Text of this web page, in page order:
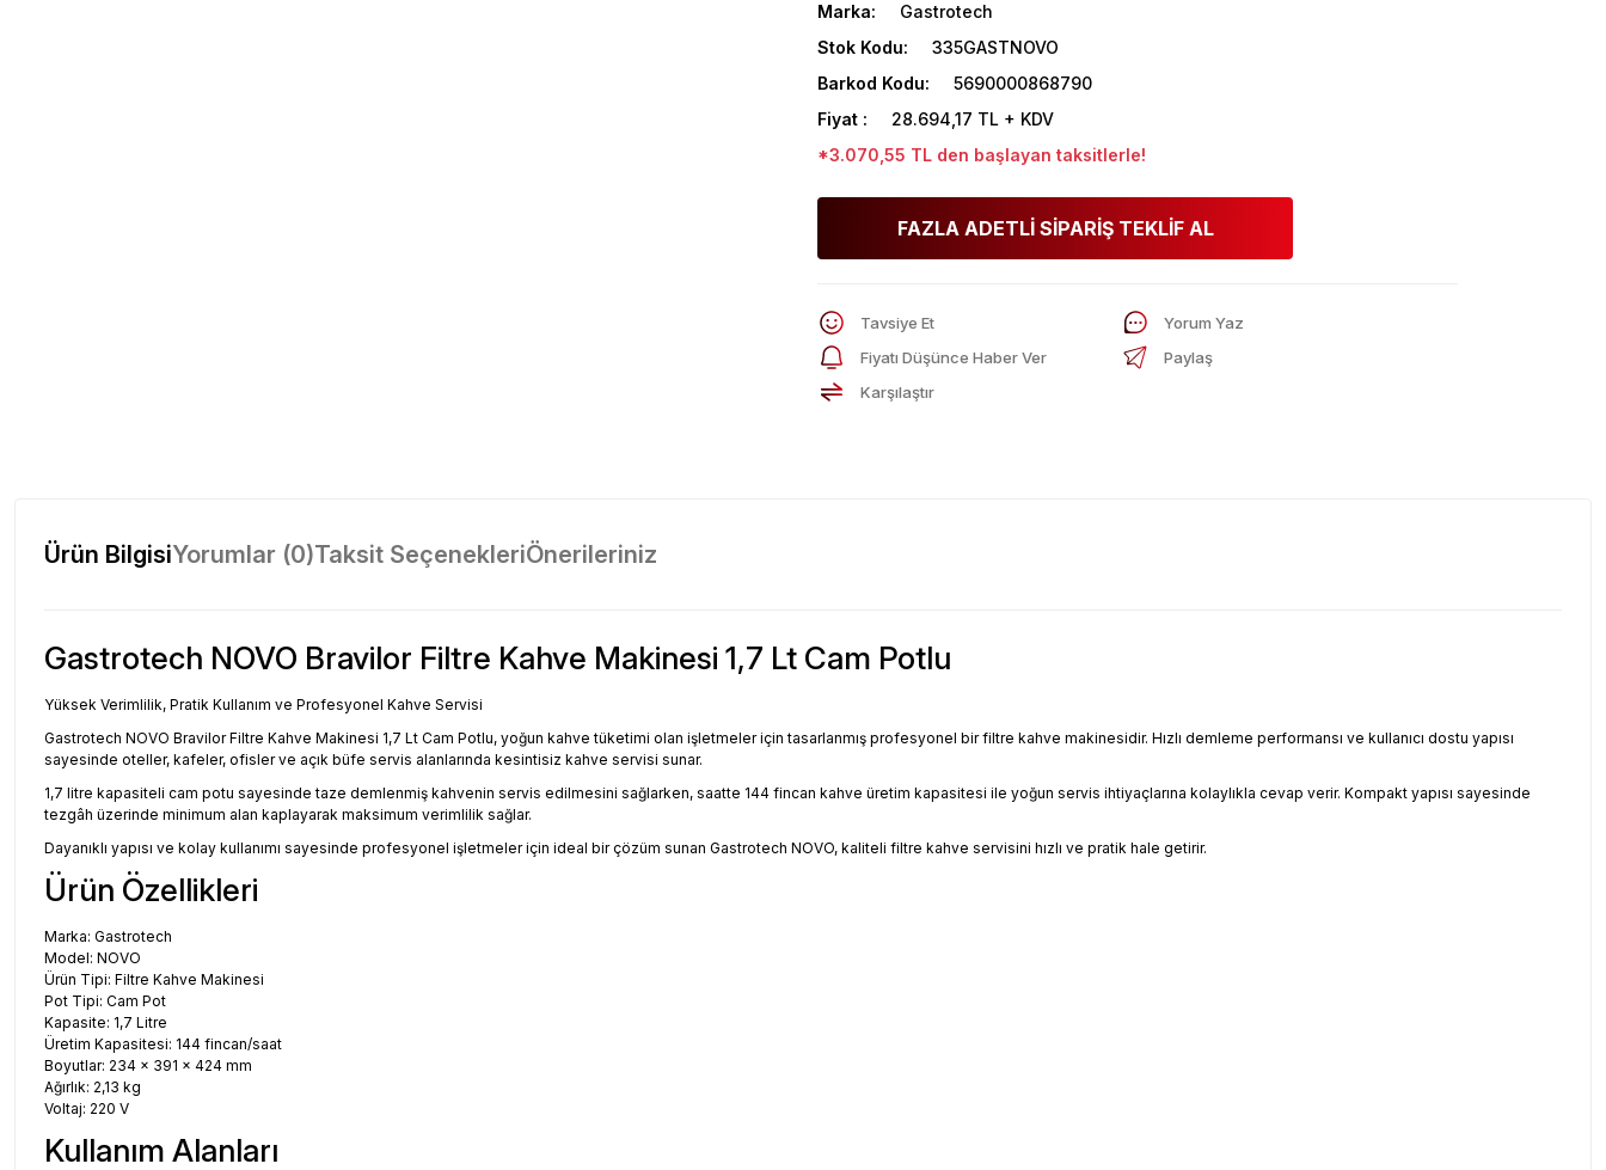
Marka
Gastrotech
Stok Kodu
335GASTNOVO
Barkod Kodu
5690000868790
Fiyat
28.694,17 TL + KDV
*3.070,55 TL den başlayan taksitlerle!
FAZLA ADETLİ SİPARİŞ TEKLİF AL
Tavsiye Et
Yorum Yaz
Fiyatı Düşünce Haber Ver
Paylaş
Karşılaştır
Ürün BilgisiYorumlar (0)Taksit SeçenekleriÖnerileriniz
Gastrotech NOVO Bravilor Filtre Kahve Makinesi 1,7 Lt Cam Potlu
Yüksek Verimlilik, Pratik Kullanım ve Profesyonel Kahve Servisi
Gastrotech NOVO Bravilor Filtre Kahve Makinesi 1,7 Lt Cam Potlu, yoğun kahve tüketimi olan işletmeler için tasarlanmış profesyonel bir filtre kahve makinesidir. Hızlı demleme performansı ve kullanıcı dostu yapısı
sayesinde oteller, kafeler, ofisler ve açık büfe servis alanlarında kesintisiz kahve servisi sunar.
1,7 litre kapasiteli cam potu sayesinde taze demlenmiş kahvenin servis edilmesini sağlarken, saatte 144 fincan kahve üretim kapasitesi ile yoğun servis ihtiyaçlarına kolaylıkla cevap verir. Kompakt yapısı sayesinde
tezgâh üzerinde minimum alan kaplayarak maksimum verimlilik sağlar.
Dayanıklı yapısı ve kolay kullanımı sayesinde profesyonel işletmeler için ideal bir çözüm sunan Gastrotech NOVO, kaliteli filtre kahve servisini hızlı ve pratik hale getirir.
Ürün Özellikleri
Marka: Gastrotech
Model: NOVO
Ürün Tipi: Filtre Kahve Makinesi
Pot Tipi: Cam Pot
Kapasite: 1,7 Litre
Üretim Kapasitesi: 144 fincan/saat
Boyutlar: 234 x 391 x 424 mm
Ağırlık: 2,13 kg
Voltaj: 220 V
Kullanım Alanları